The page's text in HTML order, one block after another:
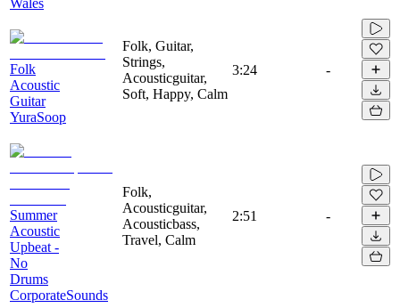
Folk
Acoustic
Guitar
YuraSoop
Folk, Guitar,
Strings,
Acousticguitar,
Soft, Happy, Calm
3:24 -
Summer
Acoustic
Upbeat -
No
Drums
CorporateSounds
Folk,
Acousticguitar,
Acousticbass,
Travel, Calm
2:51 -